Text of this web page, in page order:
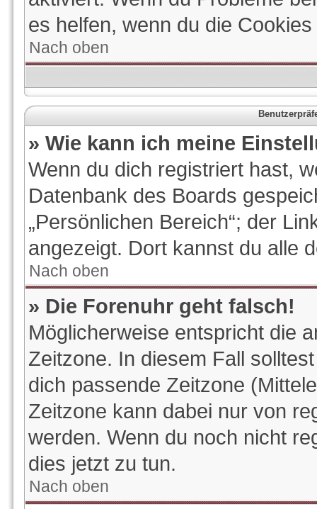
es helfen, wenn du die
Nach oben
» Wie kann ich meine
Wenn du dich registriert hast,
Datenbank des Boards
„Persönlichen Bereich“; der
angezeigt. Dort kannst du alle
Nach oben
» Die Forenuhr geht falsch!
Möglicherweise entspricht die
Zeitzone. In diesem Fall
dich passende Zeitzone
Zeitzone kann dabei nur von
werden. Wenn du noch nicht
dies jetzt zu tun.
Nach oben